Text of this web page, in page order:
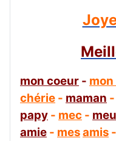
mon coeur -
chérie - maman -
papy - mec -
amie - mesamis